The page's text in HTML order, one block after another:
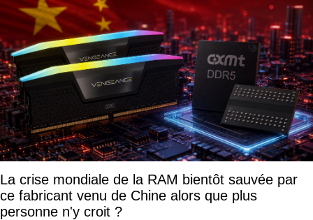
La crise mondiale de la RAM bientôt sauvée par
ce fabricant venu de Chine alors que plus
personne n'y croit ?